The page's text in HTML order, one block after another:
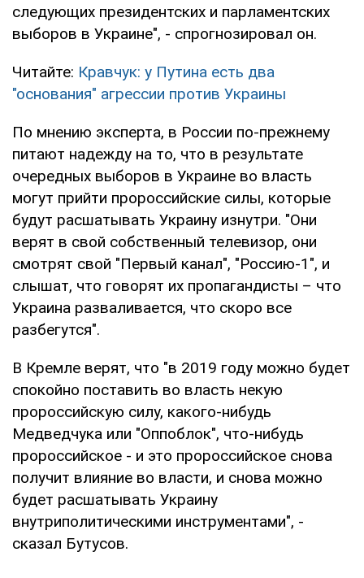
следующих президентских и парламентских
выборов в Украине", - спрогнозировал он.
Читайте: Кравчук: у Путина есть два
"основания" агрессии против Украины
По мнению эксперта, в России по-прежнему
питают надежду на то, что в результате
очередных выборов в Украине во власть
могут прийти пророссийские силы, которые
будут расшатывать Украину изнутри. "Они
верят в свой собственный телевизор, они
смотрят свой "Первый канал", "Россию-1", и
слышат, что говорят их пропагандисты – что
Украина разваливается, что скоро все
разбегутся".
В Кремле верят, что "в 2019 году можно будет
спокойно поставить во власть некую
пророссийскую силу, какого-нибудь
Медведчука или "Оппоблок", что-нибудь
пророссийское - и это пророссийское снова
получит влияние во власти, и снова можно
будет расшатывать Украину
внутриполитическими инструментами", -
сказал Бутусов.